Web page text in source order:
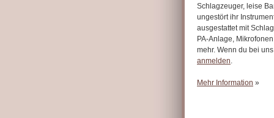
Schlagzeuger, leise
ungestört ihr
ausgestattet mit
PA-Anlage,
mehr. Wenn du bei
anmelden.
Mehr Information »